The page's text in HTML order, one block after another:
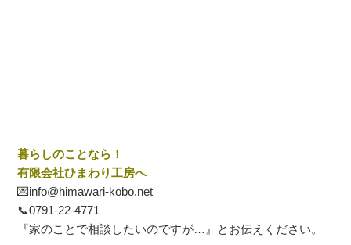
暮らしのことなら！
有限会社ひまわり工房へ
💌info@himawari-kobo.net
📞0791-22-4771
『家のことで相談したいのですが…』とお伝えください。